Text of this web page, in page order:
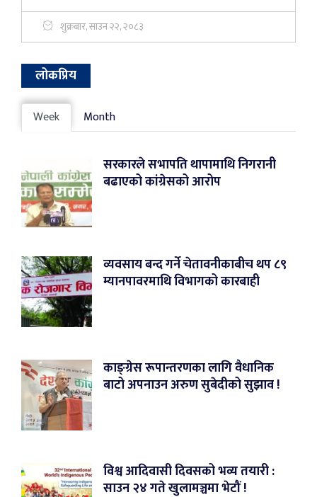
शुक्रबार, साउन २२, २०८३
लोकप्रिय
Week Month
सरकारले सभापति थापामाथि निगरानी
बढाएको कांग्रेसको आरोप
व्यवसाय बन्द गर्ने चेतावनीकाबीच थप ८९
म्यानपावरमाथि विभागको कारबाही
काङ्ग्रेस रूपान्तरणका लागि वैधानिक
बाटो अपनाउन अरुण सुबेदीको सुझाव !
विश्व आदिवासी दिवसको भव्य तयारी :
साउन २४ गते खुलामञ्चमा भेटौं !